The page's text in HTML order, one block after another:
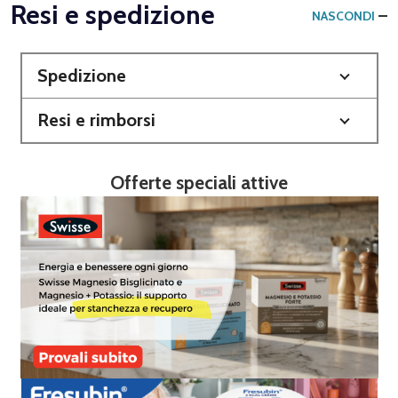
Resi e spedizione NASCONDI
Spedizione
Resi e rimborsi
Offerte speciali attive